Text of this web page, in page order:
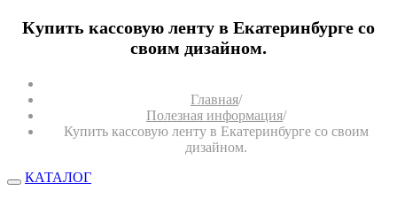
Купить кассовую ленту в Екатеринбурге со
своим дизайном.
Главная/
Полезная информация/
Купить кассовую ленту в Екатеринбурге со своим
дизайном.
КАТАЛОГ